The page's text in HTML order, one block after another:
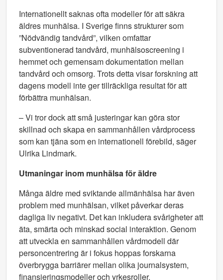
Internationellt saknas ofta modeller för att säkra
äldres munhälsa. I Sverige finns strukturer som
”Nödvändig tandvård”, vilken omfattar
subventionerad tandvård, munhälsoscreening i
hemmet och gemensam dokumentation mellan
tandvård och omsorg. Trots detta visar forskning att
dagens modell inte ger tillräckliga resultat för att
förbättra munhälsan.
– Vi tror dock att små justeringar kan göra stor
skillnad och skapa en sammanhållen vårdprocess
som kan tjäna som en internationell förebild, säger
Ulrika Lindmark.
Utmaningar inom munhälsa för äldre
Många äldre med sviktande allmänhälsa har även
problem med munhälsan, vilket påverkar deras
dagliga liv negativt. Det kan inkludera svårigheter att
äta, smärta och minskad social interaktion. Genom
att utveckla en sammanhållen vårdmodell där
personcentrering är i fokus hoppas forskarna
överbrygga barriärer mellan olika journalsystem,
finansieringsmodeller och yrkesroller.